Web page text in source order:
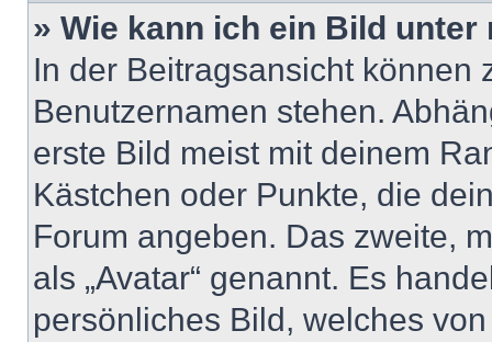
» Wie kann ich ein Bild
In der Beitragsansicht können
Benutzernamen stehen.
erste Bild meist mit deinem
Kästchen oder Punkte, die
Forum angeben. Das zweite,
als „Avatar“ genannt. Es
persönliches Bild, welches